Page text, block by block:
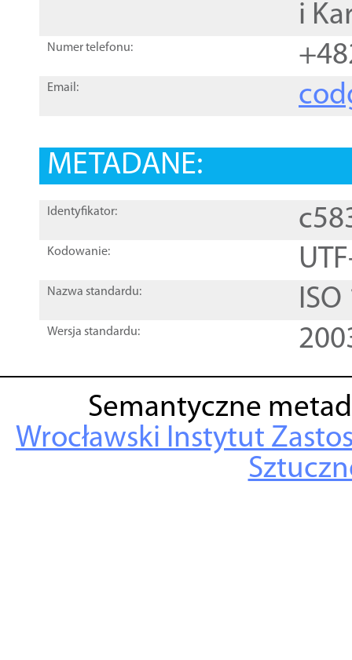
i
Numer telefonu:
Email:
METADANE:
Identyfikator:
Kodowanie:
Nazwa standardu:
Wersja standardu:
Semantyczne
Wrocławski Instytut